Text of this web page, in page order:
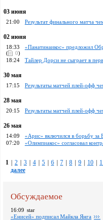
03 июня
21:00 Pезультат финального матча
02 июня
18:33
«Панатинаикос» предложил
(
0)
18:24
Тайлер Дорси не сыграет в
30 мая
17:15 Результаты матчей плей-офф
28 мая
20:15 Результаты матчей плей-офф
26 мая
14:09 «Арис» включился в борьбу за
07:20
«Олимпиакос» согласовал
1 2 3 4 5 6 7 8 9 10
далее
Обсуждаемое
16:09 star
«Енисей» подписал Майкла Янга